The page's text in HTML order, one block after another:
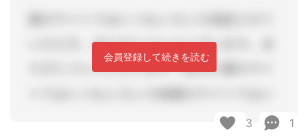
会員登録して続きを読む
3 1